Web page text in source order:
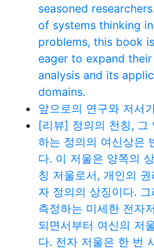
seasoned
of systems thinking
problems, this book
eager to expand
analysis and its
domains.
앞으로의 연구와 저서
[리뷰] 정의의 천칭, 그
하는 정의의 여신상은
다. 이 저울은 양쪽의
칭 저울로서, 개인의
자 정의의 상징이다.
측정하는 미세한 전자
되면서부터 여신의 저
다. 전자 저울은 한 번